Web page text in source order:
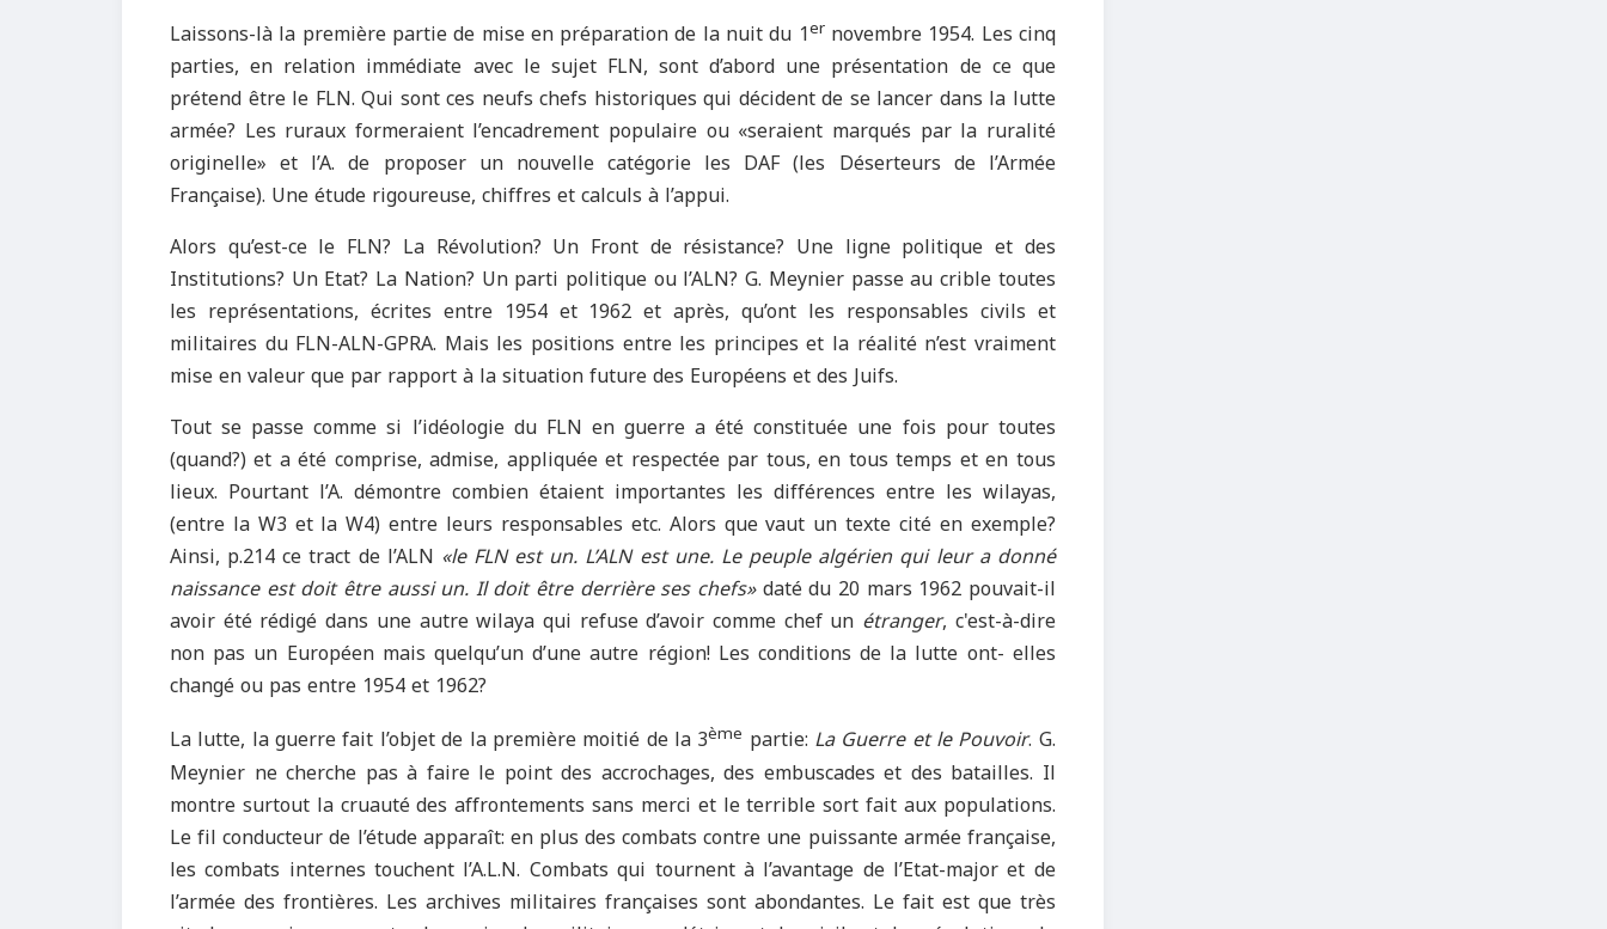
Laissons-là la première partie de mise en préparation de la nuit du 1ernovembre 1954. Les cinq
parties, en relation immédiate avec le sujet FLN, sont d’abord une présentation de ce que
prétend être le FLN. Qui sont ces neufs chefs historiques qui décident de se lancer dans la lutte
armée? Les ruraux formeraient l’encadrement populaire ou «seraient marqués par la ruralité
originelle» et l’A. de proposer un nouvelle catégorie les DAF (les Déserteurs de l’Armée
Française). Une étude rigoureuse, chiffres et calculs à l’appui.
Alors qu’est-ce le FLN? La Révolution? Un Front de résistance? Une ligne politique et des
Institutions? Un Etat? La Nation? Un parti politique ou l’ALN? G. Meynier passe au crible toutes
les représentations, écrites entre 1954 et 1962 et après, qu’ont les responsables civils et
militaires du FLN-ALN-GPRA. Mais les positions entre les principes et la réalité n’est vraiment
mise en valeur que par rapport à la situation future des Européens et des Juifs.
Tout se passe comme si l’idéologie du FLN en guerre a été constituée une fois pour toutes
(quand?) et a été comprise, admise, appliquée et respectée par tous, en tous temps et en tous
lieux. Pourtant l’A. démontre combien étaient importantes les différences entre les wilayas,
(entre la W3 et la W4) entre leurs responsables etc. Alors que vaut un texte cité en exemple?
Ainsi, p.214 ce tract de l’ALN «le FLN est un. L’ALN est une. Le peuple algérien qui leur a donné
naissance est doit être aussi un. Il doit être derrière ses chefs»daté du 20 mars 1962 pouvait-il
avoir été rédigé dans une autre wilaya qui refuse d’avoir comme chef un étranger, c'est-à-dire
non pas un Européen mais quelqu’un d’une autre région! Les conditions de la lutte ont- elles
changé ou pas entre 1954 et 1962?
La lutte, la guerre fait l’objet de la première moitié de la 3ème partie: La Guerreet le Pouvoir. G.
Meynier ne cherche pas à faire le point des accrochages, des embuscades et des batailles. Il
montre surtout la cruauté des affrontements sans merci et le terrible sort fait aux populations.
Le fil conducteur de l’étude apparaît: en plus des combats contre une puissante armée française,
les combats internes touchent l’A.L.N. Combats qui tournent à l’avantage de l’Etat-major et de
l’armée des frontières. Les archives militaires françaises sont abondantes. Le fait est que très